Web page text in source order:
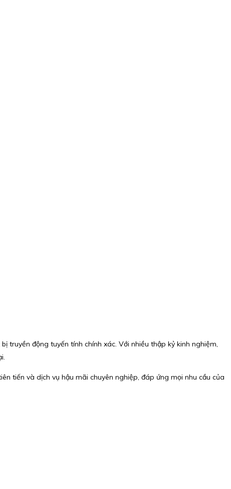
động tuyến tính chính xác. Với nhiều thập kỷ kinh nghiệm,
tiến và dịch vụ hậu mãi chuyên nghiệp, đáp ứng mọi nhu cầu của